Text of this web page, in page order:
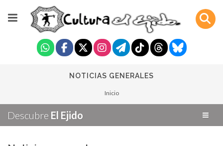
NOTICIAS GENERALES
Inicio
Descubre El Ejido